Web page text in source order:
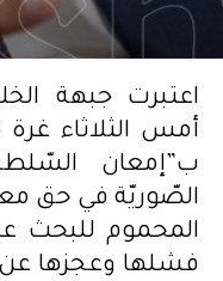
اعتبرت جبهة
ب”إمعان
الصّوريّة في حق
المحموم للبحث
فشلها وعجزها